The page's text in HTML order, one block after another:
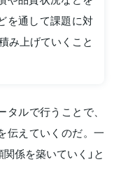
を通して課題に対
み上げていくこと
ルで行うことで、
伝えていくのだ。一
係を築いていく」と